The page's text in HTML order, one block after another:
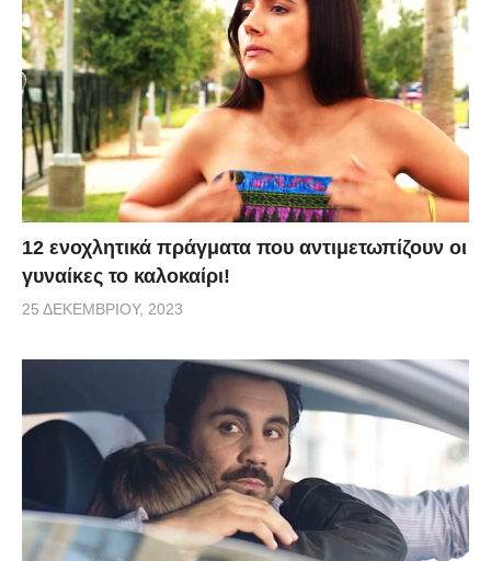
12 ενοχλητικά πράγματα που αντιμετωπίζουν οι
γυναίκες το καλοκαίρι!
25 ΔΕΚΕΜΒΡΊΟΥ, 2023